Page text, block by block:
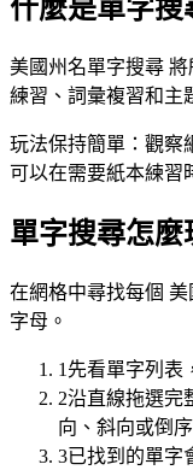
什麼是單字搜
美國州名單字搜尋
練習、詞彙複習和主
玩法保持簡單：觀察
可以在需要紙本練習
單字搜尋怎麼
在網格中尋找每個
字母。
1 先看單字列表
2沿直線拖選完
向、斜向或倒序
3已找到的單字